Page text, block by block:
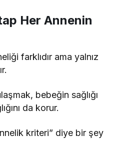
Her Annenin
farklıdır ama yalnız
bebeğin sağlığı
da korur.
kriteri” diye bir şey